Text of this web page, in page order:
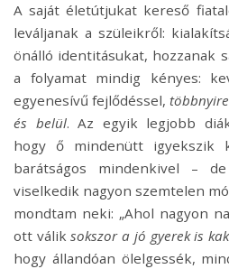
A saját életútjukat kereső
leváljanak a szüleikről:
önálló identitásukat, hozzanak
a folyamat mindig kényes:
egyenesívű fejlődéssel,
és belül. Az egyik legjobb
hogy ő mindenütt igyekszik
barátságos mindenkivel –
viselkedik nagyon szemtelen
mondtam neki: „Ahol nagyon
ott váliksokszor a jó gyerek is
hogy állandóan ölelgessék,